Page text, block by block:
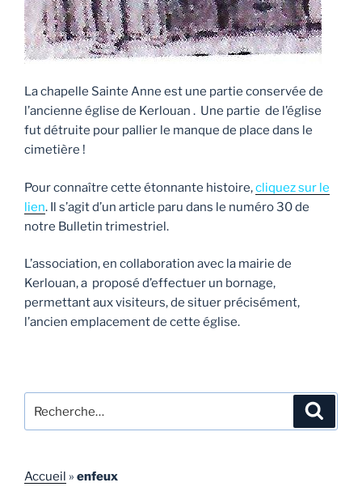
La chapelle Sainte Anne est une partie conservée de
l’ancienne église de Kerlouan . Une partie de l’église
fut détruite pour pallier le manque de place dans le
cimetière !
Pour connaître cette étonnante histoire,cliquez sur le
lien. Il s’agit d’un article paru dans le numéro 30 de
notre Bulletin trimestriel.
L’association, en collaboration avec la mairie de
Kerlouan, a proposé d’effectuer un bornage,
permettant aux visiteurs, de situer précisément,
l’ancien emplacement de cette église.
pour
Accueil » enfeux